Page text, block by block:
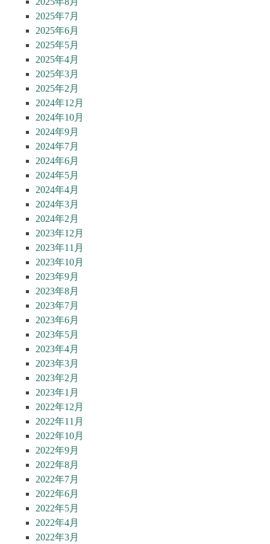
2025年7月
2025年6月
2025年5月
2025年4月
2025年3月
2025年2月
2024年12月
2024年10月
2024年9月
2024年7月
2024年6月
2024年5月
2024年4月
2024年3月
2024年2月
2023年12月
2023年11月
2023年10月
2023年9月
2023年8月
2023年7月
2023年6月
2023年5月
2023年4月
2023年3月
2023年2月
2023年1月
2022年12月
2022年11月
2022年10月
2022年9月
2022年8月
2022年7月
2022年6月
2022年5月
2022年4月
2022年3月